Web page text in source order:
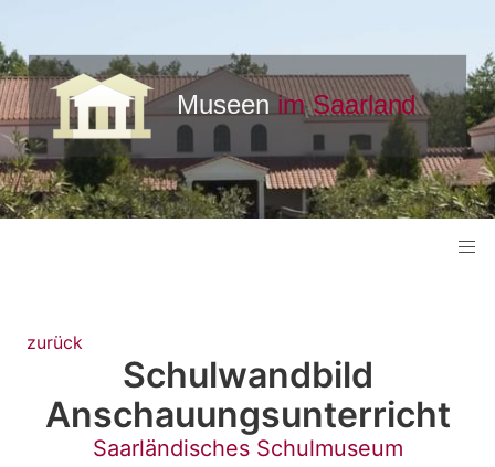
zurück
Schulwandbild
Anschauungsunterricht
Saarländisches Schulmuseum